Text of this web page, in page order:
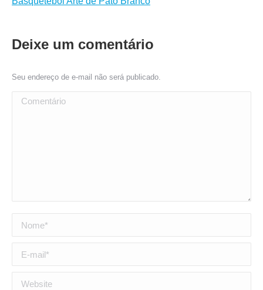
Deixe um comentário
Seu endereço de e-mail não será publicado.
Comentário
Nome *
E-mail *
Website